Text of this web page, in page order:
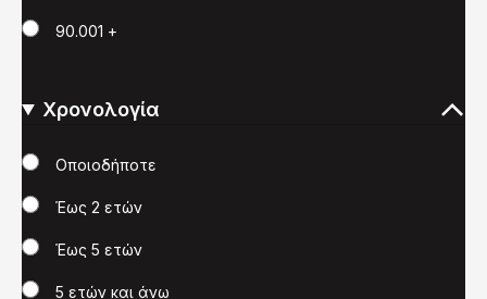
90.001 +
Χρονολογία
Χρονολογία
Οποιοδήποτε
Έως 2 ετών
Έως 5 ετών
5 ετών και άνω